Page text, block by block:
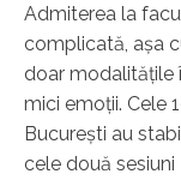
Admiterea la
complicată, aşa
doar modalităţile
mici emoţii. Cele
Bucureşti au
cele două